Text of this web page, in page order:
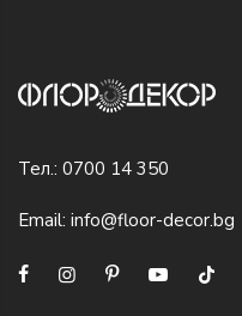
Тел.: 0700 14 350
Email: info@floor-decor.bg